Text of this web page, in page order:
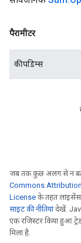
पैरामीटर
कीपडिम्स
जब तक कुछ अलग से न
Commons
License के तहत लाइसेंस
साइट की नीतियांदेखें.
एक रजिस्टर किया हुआ
मिला है.